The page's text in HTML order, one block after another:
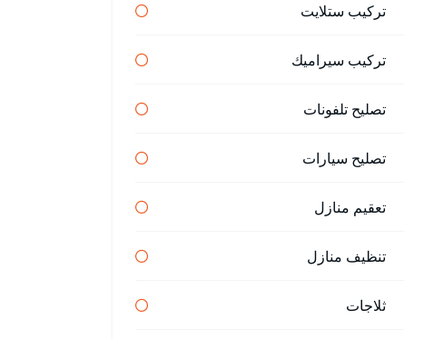
تركيب ستلايت
تركيب سيراميك
تصليح تلفونات
تصليح سيارات
تعقيم منازل
تنظيف منازل
ثلاجات